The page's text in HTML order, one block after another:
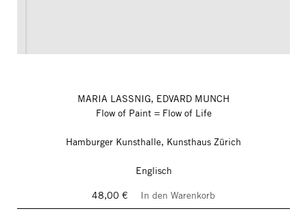
MARIA LASSNIG, EDVARD MUNCH
Flow of Paint = Flow of Life
Hamburger Kunsthalle, Kunsthaus Zürich
Englisch
48,00 €
In den Warenkorb